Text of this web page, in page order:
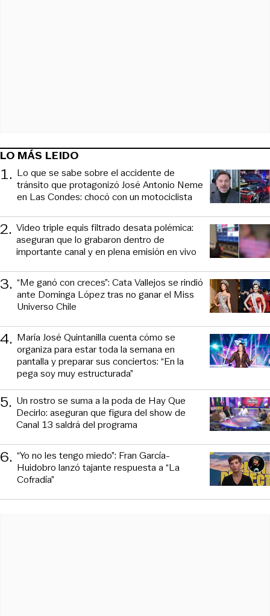
LO MÁS LEIDO
1. Lo que se sabe sobre el accidente de
tránsito que protagonizó José Antonio Neme
en Las Condes: chocó con un motociclista
2. Video triple equis filtrado desata polémica:
aseguran que lo grabaron dentro de
importante canal y en plena emisión en vivo
3. “Me ganó con creces”: Cata Vallejos se rindió
ante Dominga López tras no ganar el Miss
Universo Chile
4. María José Quintanilla cuenta cómo se
organiza para estar toda la semana en
pantalla y preparar sus conciertos: “En la
pega soy muy estructurada”
5. Un rostro se suma a la poda de Hay Que
Decirlo: aseguran que figura del show de
Canal 13 saldrá del programa
6. “Yo no les tengo miedo”: Fran García-
Huidobro lanzó tajante respuesta a “La
Cofradía”